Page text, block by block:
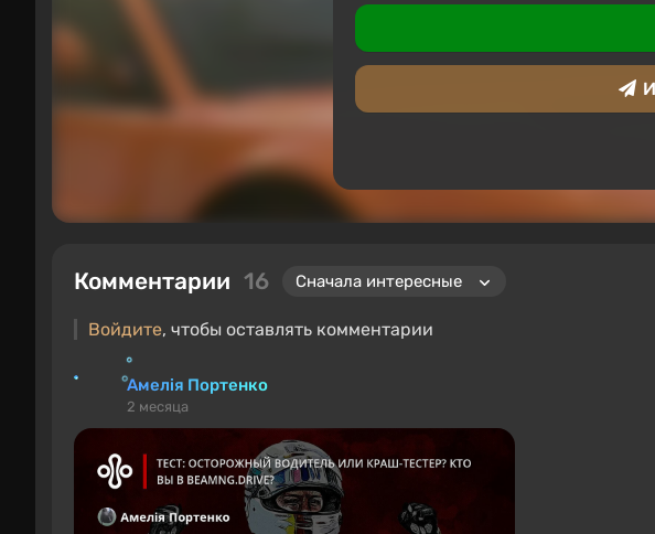
Комментарии 16
Войдите, чтобы оставлять комментарии
Амелія Портенко
2 месяца